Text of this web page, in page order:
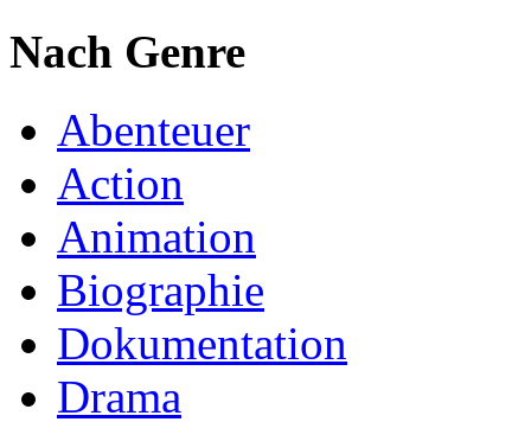
Nach Genre
Abenteuer
Action
Animation
Biographie
Dokumentation
Drama